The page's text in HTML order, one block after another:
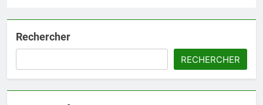
Rechercher
RECHERCHER